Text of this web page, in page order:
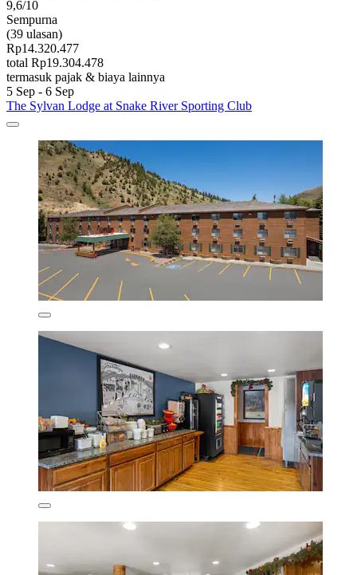
9,6/10
Sempurna
(39 ulasan)
Rp14.320.477
total Rp19.304.478
termasuk pajak & biaya lainnya
5 Sep - 6 Sep
The Sylvan Lodge at Snake River Sporting Club